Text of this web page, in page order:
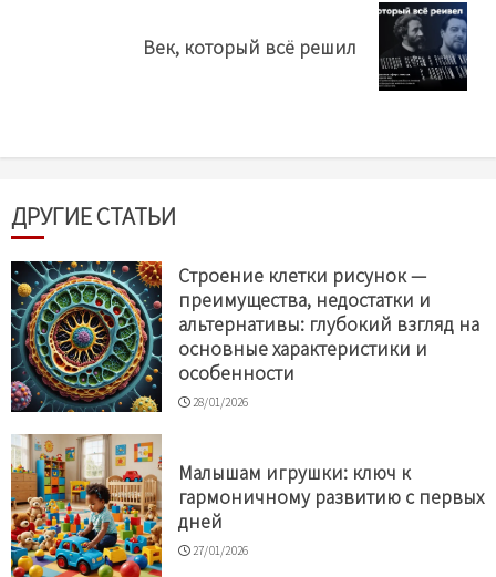
Век, который всё решил
ДРУГИЕ СТАТЬИ
Строение клетки рисунок —
преимущества, недостатки и
альтернативы: глубокий взгляд на
основные характеристики и
особенности
28/01/2026
Малышам игрушки: ключ к
гармоничному развитию с первых
дней
27/01/2026